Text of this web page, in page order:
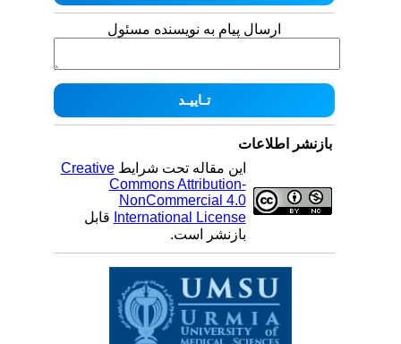
ارسال پیام به نویسنده مسئول
بازنشر اطلاعات
این مقاله تحت شرایطCreative
Commons Attribution-
NonCommercial 4.0
International Licenseقابل
بازنشر است.